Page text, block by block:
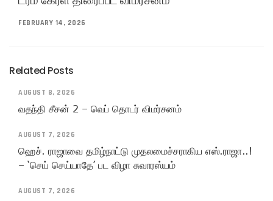
FEBRUARY 14, 2026
Related Posts
AUGUST 8, 2026
வதந்தி சீசன் 2 – வெப் தொடர் விமர்சனம்
AUGUST 7, 2026
ஹெச். ராஜாவை தமிழ்நாட்டு முதலமைச்சராகிய எஸ்.ராஜா..!
– ‘செய் செய்யாதே’ பட விழா சுவாரஸ்யம்
AUGUST 7, 2026